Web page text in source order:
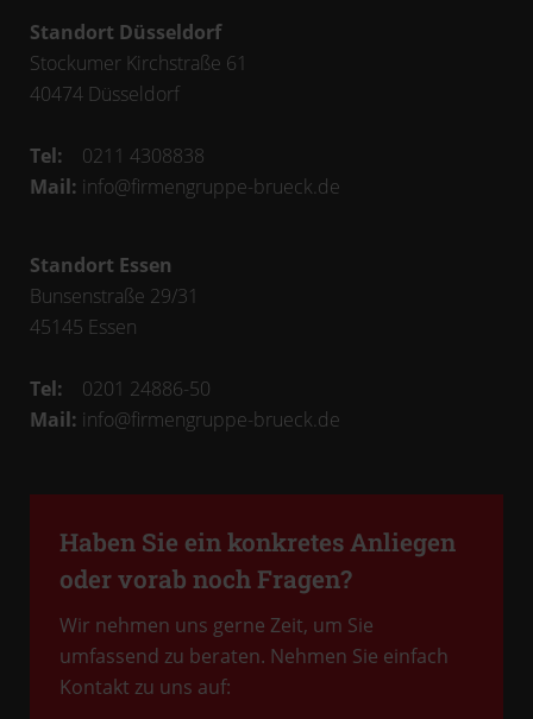
Standort Düsseldorf
Stockumer Kirchstraße 61
40474 Düsseldorf
Tel:
0211 4308838
Mail: info@firmengruppe-brueck.de
Standort Essen
Bunsenstraße 29/31
45145 Essen
Tel:
0201 24886-50
Mail: info@firmengruppe-brueck.de
Haben Sie ein konkretes Anliegen
oder vorab noch Fragen?
Wir nehmen uns gerne Zeit, um Sie
umfassend zu beraten. Nehmen Sie einfach
Kontakt zu uns auf: